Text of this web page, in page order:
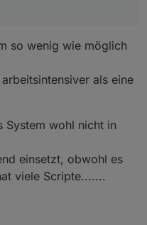
so wenig wie möglich
als eine
System wohl nicht in
einsetzt, obwohl es
viele Scripte.......